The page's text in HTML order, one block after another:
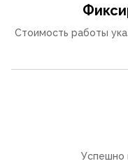
Стоимость работы
Успешно